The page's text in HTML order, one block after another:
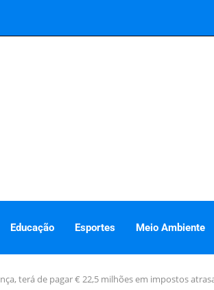
Educação Esportes Meio Ambiente
terá de pagar € 22,5 milhões em impostos